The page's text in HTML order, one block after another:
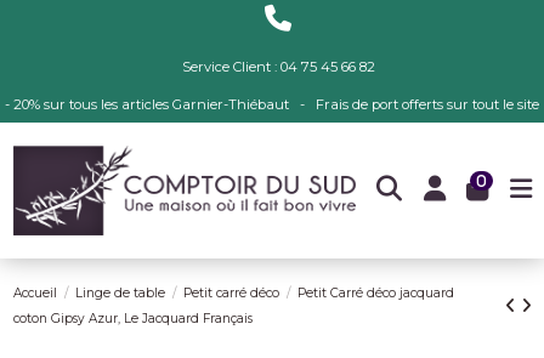
Service Client : 04 75 45 66 82
- 20% sur tous les articles Garnier-Thiébaut - Frais de port offerts sur tout le site
0
Accueil Linge de table Petit carré déco
Petit Carré déco jacquard
coton Gipsy Azur, Le Jacquard Français